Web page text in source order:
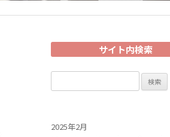
サイト内検索
索:
2025年2月